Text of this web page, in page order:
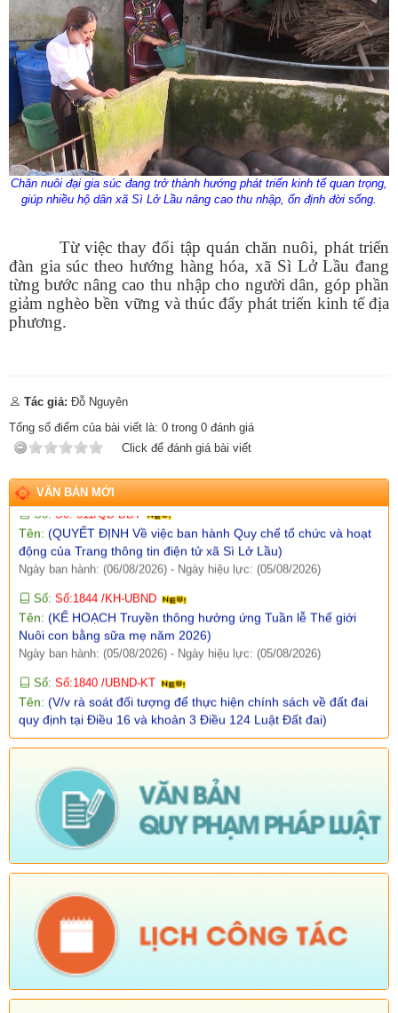
Chăn nuôi đại gia súc đang trở thành hướng phát triển kinh tế quan trọng,
giúp nhiều hộ dân xã Sì Lở Lầu nâng cao thu nhập, ổn định đời sống.
Từ việc thay đổi tập quán chăn nuôi, phát triển
đàn gia súc theo hướng hàng hóa, xã Sì Lở Lầu đang
từng bước nâng cao thu nhập cho người dân, góp phần
giảm nghèo bền vững và thúc đẩy phát triển kinh tế địa
phương.
Tác giả: Đỗ Nguyên
Tổng số điểm của bài viết là: 0 trong 0 đánh giá
Click để đánh giá bài viết
VĂN BẢN MỚI
Số: Số: 1852/BC-UBND
Tên:
(BÁO CÁO Kết quả rà soát, đề xuất điều chỉnh dự toán
kinh phí thực hiện các dự án, nhiệm vụ khoa học, công nghệ,
đổi mới sáng tạo và chuyển đổi số năm 2026)
Ngày ban hành: (07/08/2026) -Ngày hiệu lực: (05/08/2026)
ngày 30/7/2026 của Chính phủ)
Ngày ban hành: (07/08/2026) - Ngày hiệu lực: (05/08/2026)
Số: Số:1860 /UBND-KT
Tên:(V/v Rà soát các điểm dân cư có nguy cơ sạt lở và lập
phương án sơ tán khi cần thiết.)
Tên:(V/v thông tin kết quả rà soát các hệ thống thông tin, cơ sở
dữ liệu, nền tảng số được giao quản lý, vận hành trên địa bàn
xã Sì Lở Lầu)
Ngày ban hành: (06/08/2026) -Ngày hiệu lực: (05/08/2026)
Số:Số: 511/QĐ-BBT
Tên:(QUYẾT ĐỊNH Về việc ban hành Quy chế tổ chức và hoạt
động của Trang thông tin điện tử xã Sì Lở Lầu)
Ngày ban hành: (06/08/2026) - Ngày hiệu lực: (05/08/2026)
Số:Số:1844 /KH-UBND
Tên: (KẾ HOẠCH Truyền thông hưởng ứng Tuần lễ Thế giới
Nuôi con bằng sữa mẹ năm 2026)
Ngày ban hành: (05/08/2026) -Ngày hiệu lực: (05/08/2026)
Số:Số:1840 /UBND-KT
Tên: (V/v rà soát đối tượng để thực hiện chính sách về đất đai
quy định tại Điều 16 và khoản 3 Điều 124 Luật Đất đai)
Ngày ban hành: (05/08/2026) -Ngày hiệu lực: (04/08/2026)
Ngày ban hành: (05/08/2026)
Số: Số: 1836/UBND-VP
Tên:
(V/v triển khai thực hiện Nghị định số 265/2026/NĐ-CP và
Nghị định số 266/2026/NĐ-CP của Chính phủ về tiết kiệm,
chống lãng phí.)
Ngày ban hành: (05/08/2026) -Ngày hiệu lực: (04/08/2026)
Số:Số: 1839/KH-UBND
Tên:
(KẾ HOẠCH Công tác phổ biến, giáo dục pháp luật 6
tháng cuối năm 2026 trên địa bàn xã Sì Lở Lầu)
Ngày ban hành: (05/08/2026)
Số:Số: 1721/KH-UBND